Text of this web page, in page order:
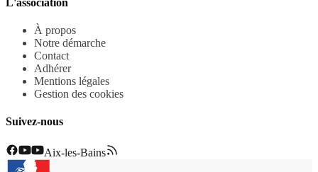
À propos
Notre démarche
Contact
Adhérer
Mentions légales
Gestion des cookies
Suivez-nous
Aix-les-Bains